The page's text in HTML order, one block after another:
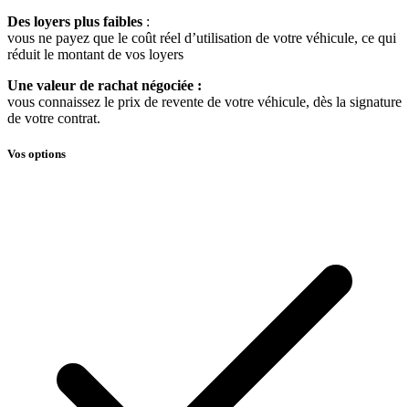
Des loyers plus faibles :
vous ne payez que le coût réel d’utilisation de votre véhicule, ce qui
réduit le montant de vos loyers
Une valeur de rachat négociée :
vous connaissez le prix de revente de votre véhicule, dès la signature
de votre contrat.
Vos options